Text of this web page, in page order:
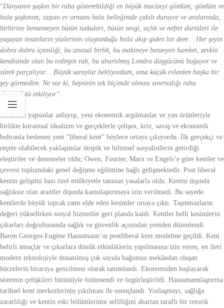
“Dünyanın şaşkın bir ruha gösterebildiği en büyük mucizeyi gördüm; gördüm ve
hala şaşkınım; taştan ev ormanı hala belleğimde çakılı duruyor ve aralarında,
birbirine benzemeyen bütün tutkuları, bütün sevgi, açlık ve nefret dürtüleri ile
yaşayan insanların yüzlerinin oluşturduğu hızla akıp giden bir dere… Her şeyin
dobra dobra içtenliği, bu anıtsal birlik, bu makineye benzeyen hareket, zevkin
kendisinde olan bu tedirgin ruh, bu abartılmış Londra düşgücünü boğuyor ve
yürek parçalıyor… Büyük saraylar bekliyordum, ama küçük evlerden başka bir
şey görmedim. Ne var ki, hepsinin tek biçimde olması sınırsızlığı ruhu
olağanüstü etkiliyor”.
Bırakınız yapsınlar anlayışı, yeni ekonomik argümanlar ve yan ürünleriyle
birlikte kuramsal idealizm ve gerçeklerle çelişen, kriz, savaş ve ekonomik
buhranla beslenen yeni “liberal kent” böylece ortaya çıkıyordu. İlk gerçekçi ve
reçete olabilecek yaklaşımlar ütopik ve bilimsel sosyalistlerin getirdiği
eleştiriler ve denemeler oldu; Owen, Fourier, Marx ve Engels’e göre kentler ve
çevresi toplumdaki genel değişme eğilimine bağlı gelişmektedir. Post liberal
kentin gelişimi bazı özel mülkiyetle tanınan yasalarla oldu. Kentin dışında
sağlıksız olan araziler dışında kamulaştırmaya izin verilmedi. Bu sayede
kentlerde büyük toprak rantı elde eden kesimler ortaya çıktı. Taşınmazların
değeri yükselirken sosyal hizmetler geri planda kaldı. Kentler belli kesimlerin
çıkarları doğrultusunda sağlık ve güvenlik açısından yeniden düzenlendi.
Baron Georges-Eugène Haussmann’ın postliberal kent modeline geçildi. Kent
belirli amaçlar ve çıkarlara dönük etkinliklerin yapılmasına izin veren, en ileri
modern teknolojiyle donatılmış çok sayıda bağımsız mekândan oluşan
hücrelerin biraraya getirilmesi olarak tanımlandı. Ekonomiden başlayarak
sistemin çelişkileri bütünüyle özümsendi ve özgürleştirildi. Haussmannlaştırma
tarihsel kent merkezlerinin yıkılması ile sonuçlandı. Yozlaşmayı, sağlığa
zararlılığı ve kentin eski bölümlerinin sefilliğini abartan taraflı bir retorik